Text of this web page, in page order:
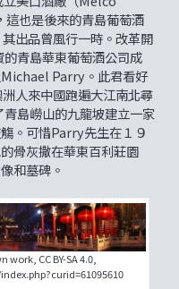
也是後來的青島葡萄酒
出品曾風行一時。改革開
青島華東葡萄酒公司成
Parry。此君看好
人來中國跑遍大江南北尋
島嶗山的九龍坡建立一家
。可惜Parry先生在１９
骨灰撒在華東百利莊園
和墓碑。
work, CC BY-SA 4.0,